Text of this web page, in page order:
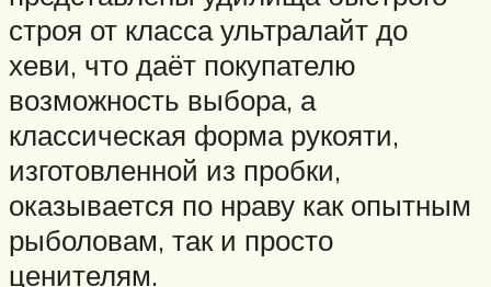
строя от класса ультралайт до
хеви, что даёт покупателю
возможность выбора, а
классическая форма рукояти,
изготовленной из пробки,
оказывается по нраву как опытным
рыболовам, так и просто
ценителям.